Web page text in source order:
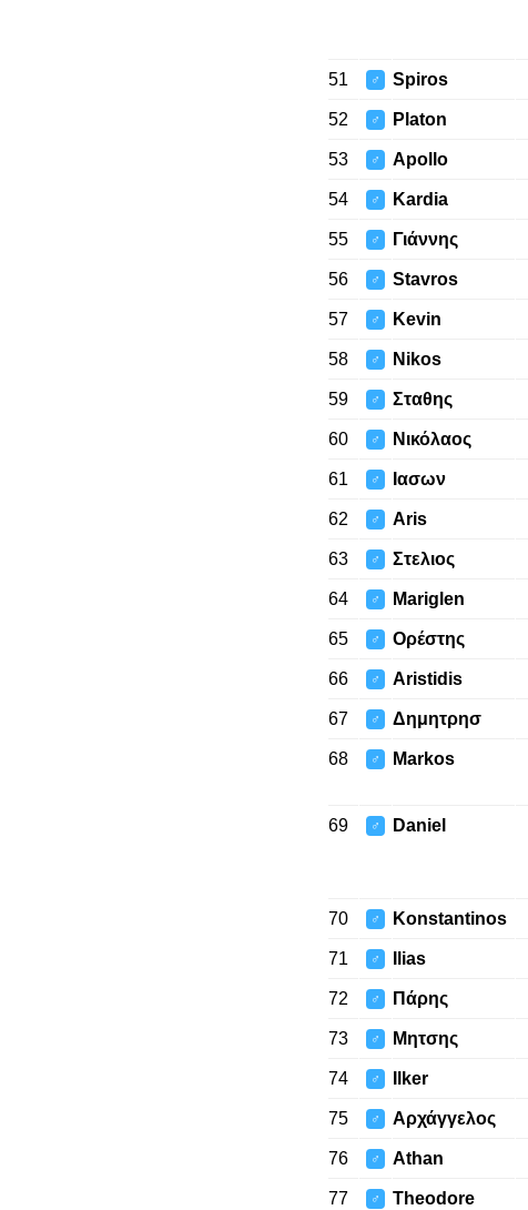
51 ♂ Spiros
52 ♂ Platon
53 ♂ Apollo
54 ♂ Kardia
55 ♂ Γιάννης
56 ♂ Stavros
57 ♂ Kevin
58 ♂ Nikos
59 ♂ Σταθης
60 ♂ Νικόλαος
61 ♂ Ιασων
62 ♂ Aris
63 ♂ Στελιος
64 ♂ Mariglen
65 ♂ Ορέστης
66 ♂ Aristidis
67 ♂ Δημητρησ
68 ♂ Markos
69 ♂ Daniel
70 ♂ Konstantinos
71 ♂ Ilias
72 ♂ Πάρης
73 ♂ Μητσης
74 ♂ Ilker
75 ♂ Αρχάγγελος
76 ♂ Athan
77 ♂ Theodore